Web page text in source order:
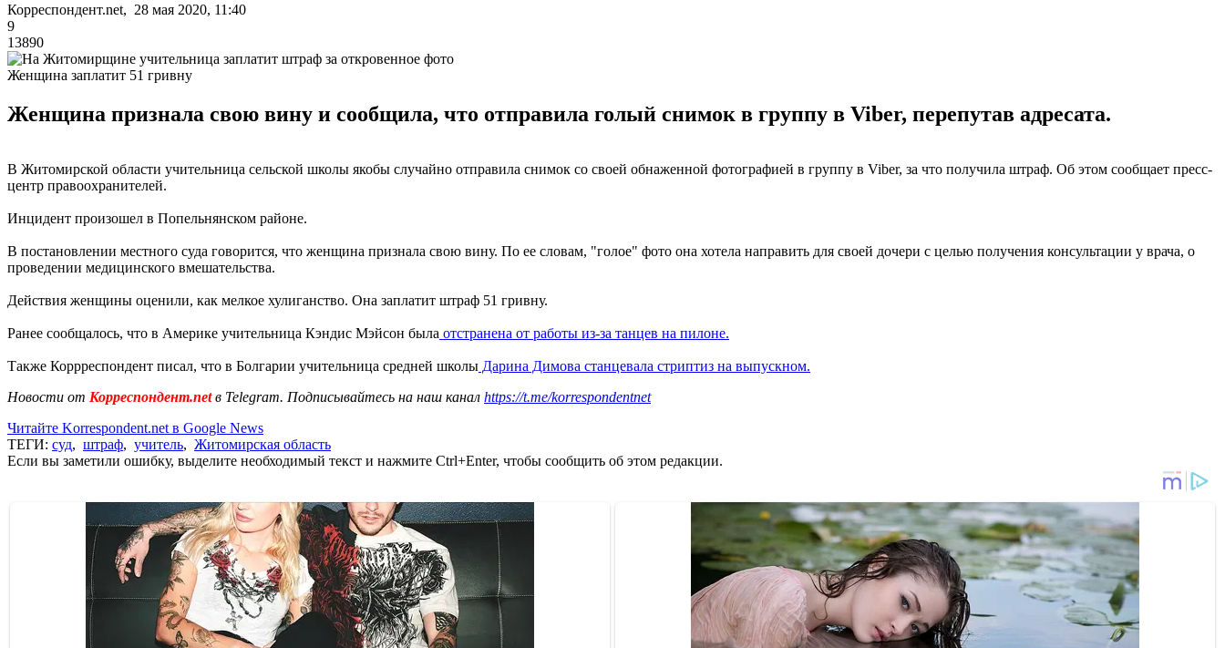
Корреспондент.net, 28 мая 2020, 11:40
9
13890
Женщина заплатит 51 гривну
Женщина признала свою вину и сообщила, что отправила голый снимок в группу в Viber, перепутав адресата.
В Житомирской области учительница сельской школы якобы случайно отправила снимок со своей обнаженной фотографией в группу в Viber, за что получила штраф. Об этом сообщает пресс-
центр правоохранителей.
Инцидент произошел в Попельнянском районе.
В постановлении местного суда говорится, что женщина признала свою вину. По ее словам, "голое" фото она хотела направить для своей дочери с целью получения консультации у врача, о
проведении медицинского вмешательства.
Действия женщины оценили, как мелкое хулиганство. Она заплатит штраф 51 гривну.
Ранее сообщалось, что в Америке учительница Кэндис Мэйсон была отстранена от работы из-за танцев на пилоне.
Также Коррреспондент писал, что в Болгарии учительница средней школы Дарина Димова станцевала стриптиз на выпускном.
Новости от Корреспондент.netв Telegram. Подписывайтесь на наш канал https://t.me/korrespondentnet
Читайте Korrespondent.net в Google News
ТЕГИ: суд, штраф, учитель, Житомирская область
Если вы заметили ошибку, выделите необходимый текст и нажмите Ctrl+Enter, чтобы сообщить об этом редакции.